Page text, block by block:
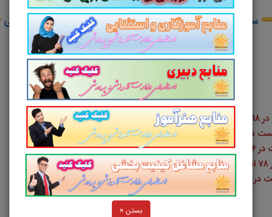
بستن ×
سایر منابع دوازدهمین امتحان مشترک فراگیر دستگاه‌های اجرایی
در 36 صفحه)